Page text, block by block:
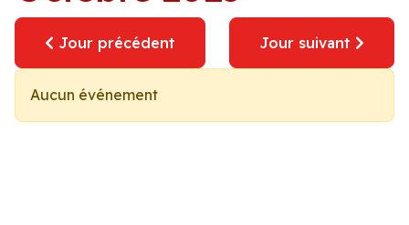
Jour précédent Jour suivant
Aucun événement